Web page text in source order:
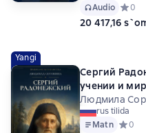
Audio
0
20 417,16
Yangi
Сергий
учении и
объяснение
Людмила
rus tilida
Matn
0